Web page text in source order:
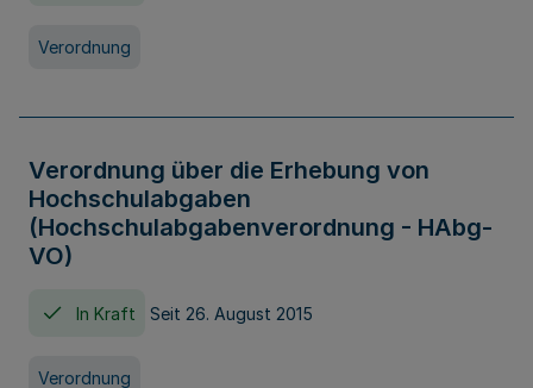
Verordnung
Verordnung über die Erhebung von
Hochschulabgaben
(Hochschulabgabenverordnung - HAbg-
VO)
In Kraft Seit 26. August 2015
Verordnung